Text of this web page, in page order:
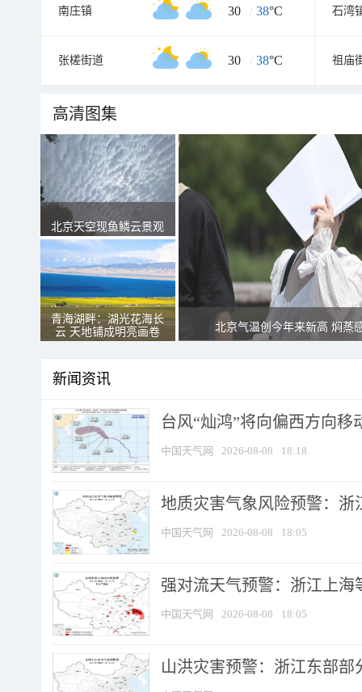
南庄镇 30 / 38°C 石湾
张槎街道 30 / 38°C 祖庙
高清图集
北京天空现鱼鳞云景观
青海湖畔：湖光花海长
云 天地铺成明亮画卷
北京气温创今年来新高 焖蒸
新闻资讯
台风“灿鸿”将向偏西方向移
中国天气网 2026-08-08 18:18
地质灾害气象风险预警：
中国天气网 2026-08-08 18:05
强对流天气预警：浙江上海
中国天气网 2026-08-08 18:05
山洪灾害预警：浙江东部